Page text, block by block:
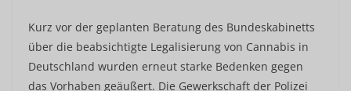
Kurz vor der geplanten Beratung des Bundeskabinetts
über die beabsichtigte Legalisierung von Cannabis in
Deutschland wurden erneut starke Bedenken gegen
das Vorhaben geäußert. Die Gewerkschaft der Polizei